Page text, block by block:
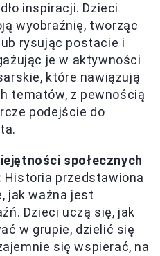
inspiracji. Dzieci
wyobraźnię, tworząc
rysując postacie i
je w aktywności
które nawiązują
tematów, z pewnością
podejście do
społecznych
Historia przedstawiona
jak ważna jest
Dzieci uczą się, jak
w grupie, dzielić się
się wspierać, na